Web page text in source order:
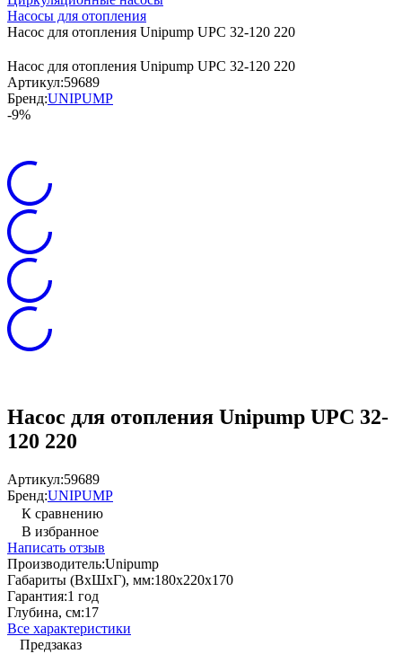
Насосы для отопления
Насос для отопления Unipump UPC 32-120 220
Насос для отопления Unipump UPC 32-120 220
Артикул:59689
Бренд:UNIPUMP
-9%
Насос для отопления Unipump UPC 32-
120 220
Артикул:59689
Бренд:UNIPUMP
К сравнению
В избранное
Написать отзыв
Производитель:Unipump
Габариты (ВхШхГ), мм:180x220x170
Гарантия:1 год
Глубина, см:17
Все характеристики
Предзаказ